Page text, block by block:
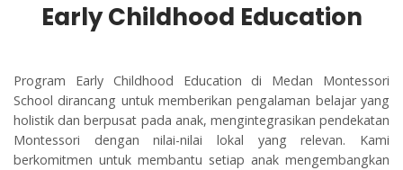
Early Childhood Education
Program Early Childhood Education di Medan Montessori
School dirancang untuk memberikan pengalaman belajar yang
holistik dan berpusat pada anak, mengintegrasikan pendekatan
Montessori dengan nilai-nilai lokal yang relevan. Kami
berkomitmen untuk membantu setiap anak mengembangkan